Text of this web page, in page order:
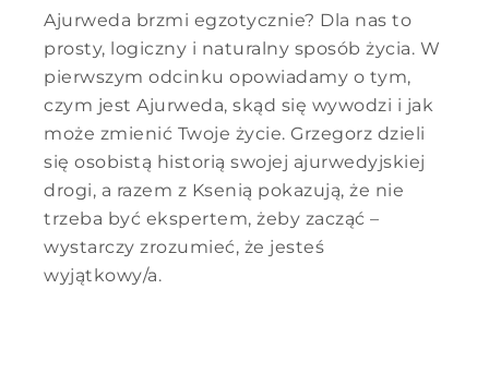
Ajurweda brzmi egzotycznie? Dla nas to
prosty, logiczny i naturalny sposób życia. W
pierwszym odcinku opowiadamy o tym,
czym jest Ajurweda, skąd się wywodzi i jak
może zmienić Twoje życie. Grzegorz dzieli
się osobistą historią swojej ajurwedyjskiej
drogi, a razem z Ksenią pokazują, że nie
trzeba być ekspertem, żeby zacząć –
wystarczy zrozumieć, że jesteś
wyjątkowy/a.